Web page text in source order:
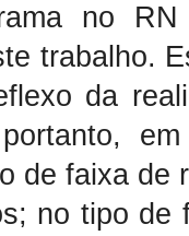
no
trabalho.
da
de faixa
no tipo